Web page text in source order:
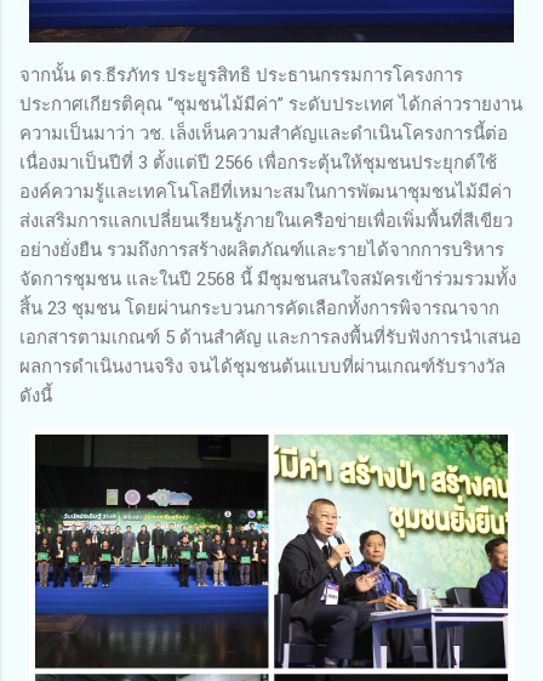
จากนั้น ดร.ธีรภัทร ประยูรสิทธิ ประธานกรรมการโครงการ
ประกาศเกียรติคุณ “ชุมชนไม้มีค่า” ระดับประเทศ ได้กล่าวรายงาน
ความเป็นมาว่า วช. เล็งเห็นความสำคัญและดำเนินโครงการนี้ต่อ
เนื่องมาเป็นปีที่ 3 ตั้งแต่ปี 2566 เพื่อกระตุ้นให้ชุมชนประยุกต์ใช้
องค์ความรู้และเทคโนโลยีที่เหมาะสมในการพัฒนาชุมชนไม้มีค่า
ส่งเสริมการแลกเปลี่ยนเรียนรู้ภายในเครือข่ายเพื่อเพิ่มพื้นที่สีเขียว
อย่างยั่งยืน รวมถึงการสร้างผลิตภัณฑ์และรายได้จากการบริหาร
จัดการชุมชน และในปี 2568 นี้ มีชุมชนสนใจสมัครเข้าร่วมรวมทั้ง
สิ้น 23 ชุมชน โดยผ่านกระบวนการคัดเลือกทั้งการพิจารณาจาก
เอกสารตามเกณฑ์ 5 ด้านสำคัญ และการลงพื้นที่รับฟังการนำเสนอ
ผลการดำเนินงานจริง จนได้ชุมชนต้นแบบที่ผ่านเกณฑ์รับรางวัล
ดังนี้